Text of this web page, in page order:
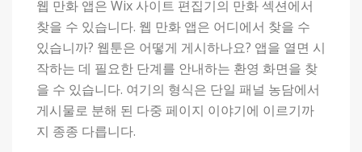
웹 만화 앱은 Wix 사이트 편집기의 만화 섹션에서
찾을 수 있습니다. 웹 만화 앱은 어디에서 찾을 수
있습니까? 웹툰은 어떻게 게시하나요? 앱을 열면 시
작하는 데 필요한 단계를 안내하는 환영 화면을 찾
을 수 있습니다. 여기의 형식은 단일 패널 농담에서
게시물로 분해 된 다중 페이지 이야기에 이르기까
지 종종 다릅니다.